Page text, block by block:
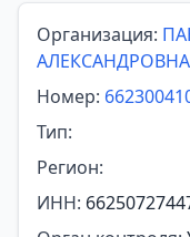
Организация:
АЛЕКСАНДРОВНА
Номер:
Тип:
Регион:
ИНН: